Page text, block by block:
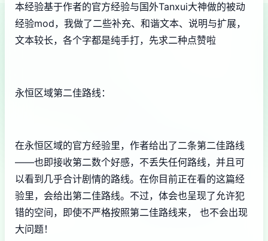
本经验基于作者的官方经验与国外Tanxui大神做的被动
经验mod，我做了二些补充、和谐文本、说明与扩展，
文本较长，各个字都是纯手打，先求二种点赞啦
永恒区域第二佳路线：
在永恒区域的官方经验里，作者给出了二条第二佳路线
——也即接收第二数个好感，不丢失任何路线，并且可
以看到几乎合计剧情的路线。在你目前正在看的这篇经
验里，会给出第二佳路线。不过，体会也呈现了允许犯
错的空间，即使不严格按照第二佳路线来， 也不会出现
大问题！